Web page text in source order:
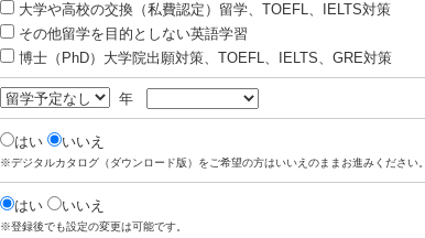
大学や高校の交換（私費認定）留学、TOEFL、IELTS対策
その他留学を目的としない英語学習
博士（PhD）大学院出願対策、TOEFL、IELTS、GRE対策
年
はい いいえ
※デジタルカタログ（ダウンロード版）をご希望の方はいいえのままお進みください。
はい いいえ
※登録後でも設定の変更は可能です。